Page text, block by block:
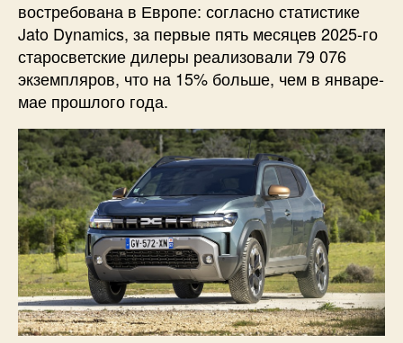
востребована в Европе: согласно статистике
Jato Dynamics, за первые пять месяцев 2025-го
старосветские дилеры реализовали 79 076
экземпляров, что на 15% больше, чем в январе-
мае прошлого года.